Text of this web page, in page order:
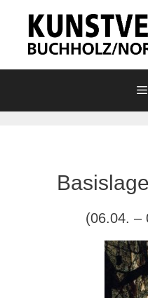
springen
(06.04. –